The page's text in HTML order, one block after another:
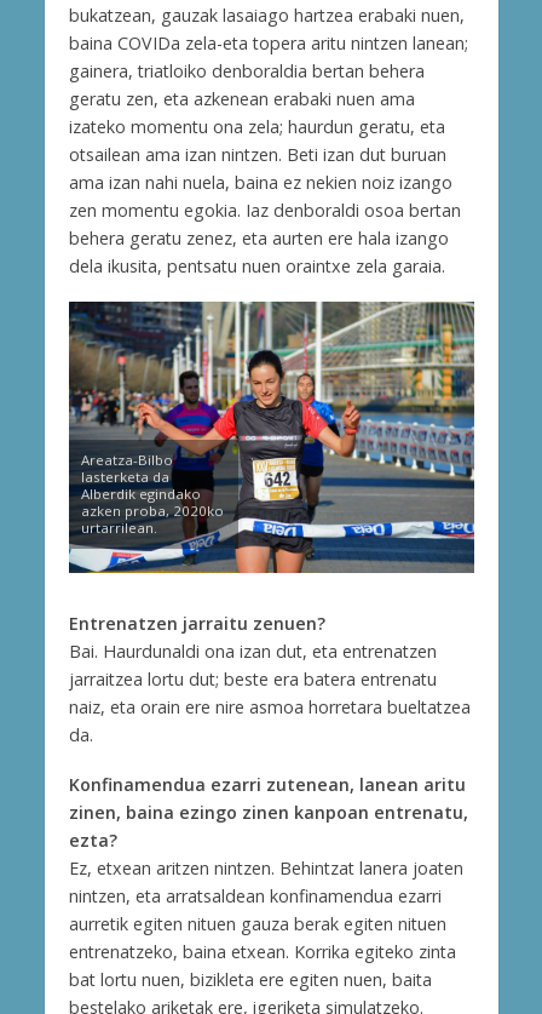
bukatzean, gauzak lasaiago hartzea erabaki nuen,
baina COVIDa zela-eta topera aritu nintzen lanean;
gainera, triatloiko denboraldia bertan behera
geratu zen, eta azkenean erabaki nuen ama
izateko momentu ona zela; haurdun geratu, eta
otsailean ama izan nintzen. Beti izan dut buruan
ama izan nahi nuela, baina ez nekien noiz izango
zen momentu egokia. Iaz denboraldi osoa bertan
behera geratu zenez, eta aurten ere hala izango
dela ikusita, pentsatu nuen oraintxe zela garaia.
Areatza-Bilbo
lasterketa da
Alberdik egindako
azken proba, 2020ko
urtarrilean.
Entrenatzen jarraitu zenuen?
Bai. Haurdunaldi ona izan dut, eta entrenatzen
jarraitzea lortu dut; beste era batera entrenatu
naiz, eta orain ere nire asmoa horretara bueltatzea
da.
Konfinamendua ezarri zutenean, lanean aritu
zinen, baina ezingo zinen kanpoan entrenatu,
ezta?
Ez, etxean aritzen nintzen. Behintzat lanera joaten
nintzen, eta arratsaldean konfinamendua ezarri
aurretik egiten nituen gauza berak egiten nituen
entrenatzeko, baina etxean. Korrika egiteko zinta
bat lortu nuen, bizikleta ere egiten nuen, baita
bestelako ariketak ere, igeriketa simulatzeko.